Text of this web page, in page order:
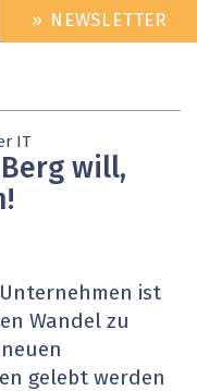
» NEWSLETTER
IT
will,
ist
Wandel zu
gelebt werden